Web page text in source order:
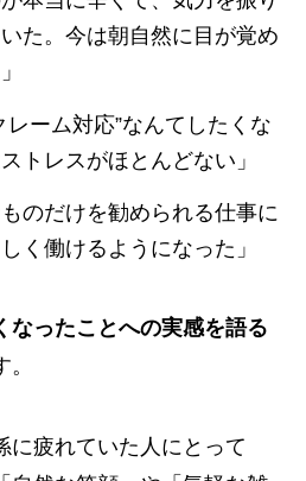
た。今は朝自然に目が覚め
レーム対応”なんてしたくな
トレスがほとんどない」
ものだけを勧められる仕事に
く働けるようになった」
なったことへの実感を語る
に疲れていた人にとって